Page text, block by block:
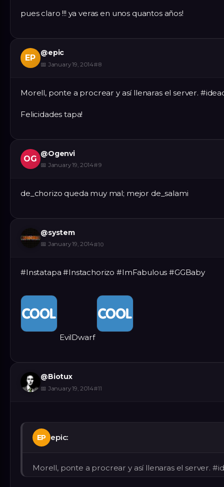
pues claro !!! ya veras en unos quantos años!
EP
@epic
📅 January 19, 2014#8
Morell, ponte a procrear y así llenaras el server.
Felicidades tapa!
OG
@Ogenvi
📅 January 19, 2014#9
de_chorizo queda muy mal; mejor de_salami
@system
📅 January 19, 2014#10
#Instatapa #Instachorizo #ImFabulous #GGBaby
EvilDwarf
@Biotux
📅 January 19, 2014#11
EP epic:
Morell, ponte a procrear y así llenaras el server.